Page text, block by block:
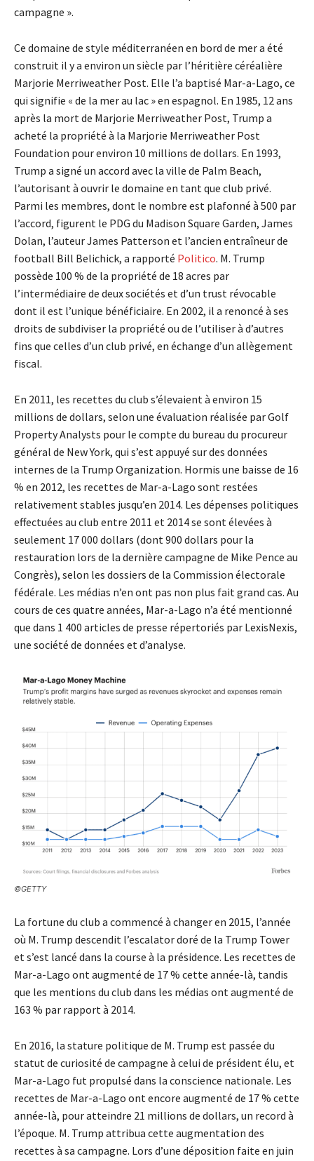
campagne ».
Ce domaine de style méditerranéen en bord de mer a été
construit il y a environ un siècle par l’héritière céréalière
Marjorie Merriweather Post. Elle l’a baptisé Mar-a-Lago, ce
qui signifie « de la mer au lac » en espagnol. En 1985, 12 ans
après la mort de Marjorie Merriweather Post, Trump a
acheté la propriété à la Marjorie Merriweather Post
Foundation pour environ 10 millions de dollars. En 1993,
Trump a signé un accord avec la ville de Palm Beach,
l’autorisant à ouvrir le domaine en tant que club privé.
Parmi les membres, dont le nombre est plafonné à 500 par
l’accord, figurent le PDG du Madison Square Garden, James
Dolan, l’auteur James Patterson et l’ancien entraîneur de
football Bill Belichick, a rapporté Politico. M. Trump
possède 100 % de la propriété de 18 acres par
l’intermédiaire de deux sociétés et d’un trust révocable
dont il est l’unique bénéficiaire. En 2002, il a renoncé à ses
droits de subdiviser la propriété ou de l’utiliser à d’autres
fins que celles d’un club privé, en échange d’un allègement
fiscal.
En 2011, les recettes du club s’élevaient à environ 15
millions de dollars, selon une évaluation réalisée par Golf
Property Analysts pour le compte du bureau du procureur
général de New York, qui s’est appuyé sur des données
internes de la Trump Organization. Hormis une baisse de 16
% en 2012, les recettes de Mar-a-Lago sont restées
relativement stables jusqu’en 2014. Les dépenses politiques
effectuées au club entre 2011 et 2014 se sont élevées à
seulement 17 000 dollars (dont 900 dollars pour la
restauration lors de la dernière campagne de Mike Pence au
Congrès), selon les dossiers de la Commission électorale
fédérale. Les médias n’en ont pas non plus fait grand cas. Au
cours de ces quatre années, Mar-a-Lago n’a été mentionné
que dans 1 400 articles de presse répertoriés par LexisNexis,
une société de données et d’analyse.
©GETTY
La fortune du club a commencé à changer en 2015, l’année
où M. Trump descendit l’escalator doré de la Trump Tower
et s’est lancé dans la course à la présidence. Les recettes de
Mar-a-Lago ont augmenté de 17 % cette année-là, tandis
que les mentions du club dans les médias ont augmenté de
163 % par rapport à 2014.
En 2016, la stature politique de M. Trump est passée du
statut de curiosité de campagne à celui de président élu, et
Mar-a-Lago fut propulsé dans la conscience nationale. Les
recettes de Mar-a-Lago ont encore augmenté de 17 % cette
année-là, pour atteindre 21 millions de dollars, un record à
l’époque. M. Trump attribua cette augmentation des
recettes à sa campagne. Lors d’une déposition faite en juin